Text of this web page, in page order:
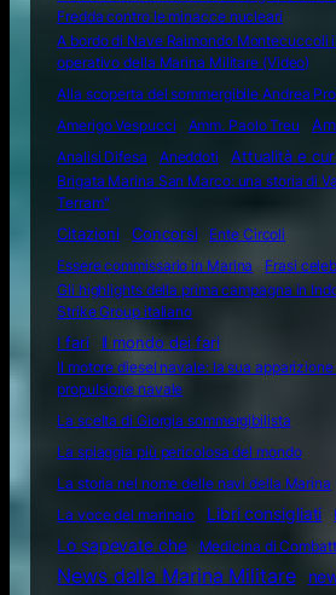
Fredda contro le minacce nucleari
A bordo di Nave Raimondo Montecuccoli
operativo della Marina Militare (Video)
Alla scoperta del sommergibile Andrea
Amerigo Vespucci
Amm. Paolo Treu
Analisi Difesa
Aneddoti Attualità e
Brigata Marina San Marco: una storia di
Terram"
Citazioni
Concorsi
Ente Circoli
Essere commissario in Marina
Frasi
Gli highlights della prima campagna in
Strike Group italiano
I fari
Il mondo dei fari
Il motore diesel navale: la sua
propulsione navale
La scelta di Giorgia sommergibilista
La spiaggia più pericolosa del mondo
La storia nel nome delle navi della Marina
La voce del marinaio
Libri consigliati
Lo sapevate che Medicina di
News dalla Marina Militare